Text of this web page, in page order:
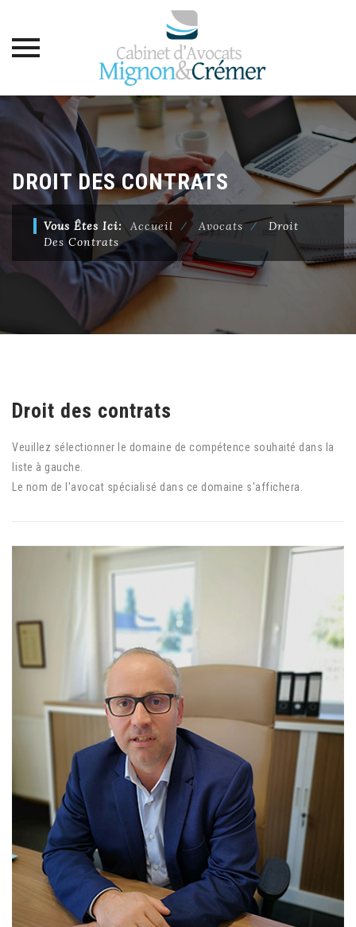
Skip
content
DROIT DES CONTRATS
Vous Êtes Ici: Accueil ⁄Avocats⁄ Droit
Des Contrats
Droit des contrats
Veuillez sélectionner le domaine de compétence souhaité dans la
liste à gauche.
Le nom de l'avocat spécialisé dans ce domaine s'affichera.